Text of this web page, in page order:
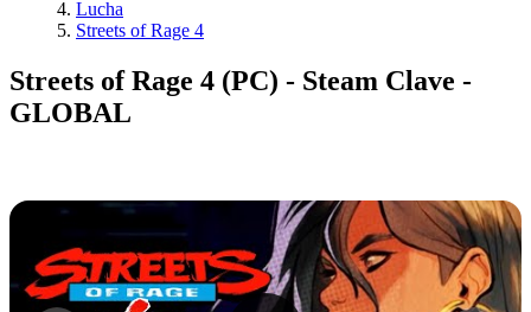
Lucha
Streets of Rage 4
Streets of Rage 4 (PC) - Steam Clave -
GLOBAL